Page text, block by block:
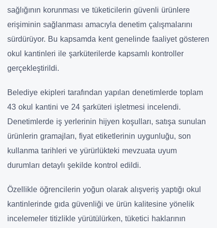
sağlığının korunması ve tüketicilerin güvenli ürünlere
erişiminin sağlanması amacıyla denetim çalışmalarını
sürdürüyor. Bu kapsamda kent genelinde faaliyet gösteren
okul kantinleri ile şarküterilerde kapsamlı kontroller
gerçekleştirildi.
Belediye ekipleri tarafından yapılan denetimlerde toplam
43 okul kantini ve 24 şarküteri işletmesi incelendi.
Denetimlerde iş yerlerinin hijyen koşulları, satışa sunulan
ürünlerin gramajları, fiyat etiketlerinin uygunluğu, son
kullanma tarihleri ve yürürlükteki mevzuata uyum
durumları detaylı şekilde kontrol edildi.
Özellikle öğrencilerin yoğun olarak alışveriş yaptığı okul
kantinlerinde gıda güvenliği ve ürün kalitesine yönelik
incelemeler titizlikle yürütülürken, tüketici haklarının